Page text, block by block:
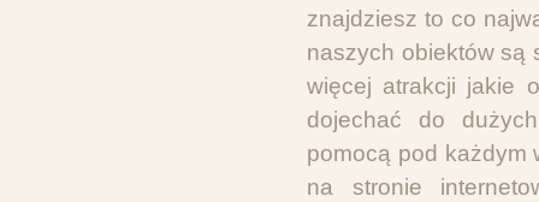
znajdziesz to co
naszych obiektów są
więcej atrakcji jakie
dojechać do
pomocą pod każdym
na stronie